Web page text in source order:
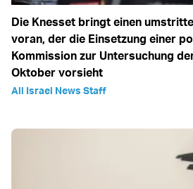
Die Knesset bringt einen
voran, der die Einsetzung einer
Kommission zur Untersuchung
Oktober vorsieht
All Israel News Staff